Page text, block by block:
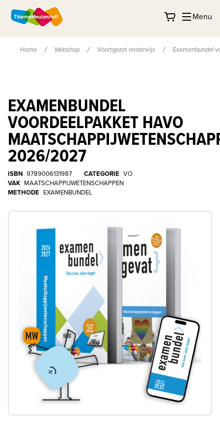
Menu
Home Webshop Voortgezet onderwijs Examenbundel
EXAMENBUNDEL
VOORDEELPAKKET HAVO
2026/2027
ISBN 9789006131987 CATEGORIE VO
VAK MAATSCHAPPIJWETENSCHAPPEN
METHODE EXAMENBUNDEL